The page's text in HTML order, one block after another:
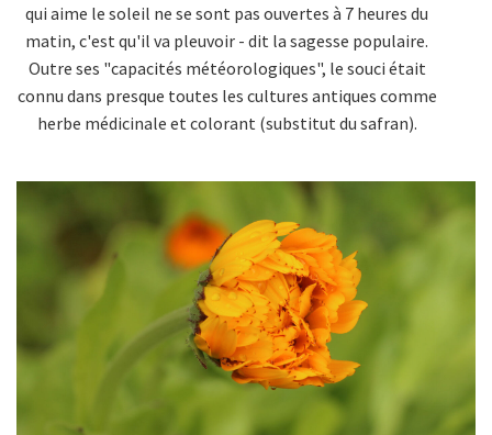
qui aime le soleil ne se sont pas ouvertes à 7 heures du
matin, c'est qu'il va pleuvoir - dit la sagesse populaire.
Outre ses "capacités météorologiques", le souci était
connu dans presque toutes les cultures antiques comme
herbe médicinale et colorant (substitut du safran).